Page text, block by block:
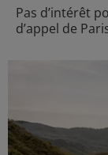
Pas d’intérêt
d’appel de